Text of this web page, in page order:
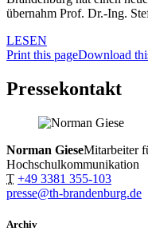
übernahm Prof. Dr.-Ing.
LESEN
Print this pageDownload
Pressekontakt
Norman GieseMitarbeiter
Hochschulkommunikation
T +49 3381 355-103
presse@th-brandenburg.de
Archiv